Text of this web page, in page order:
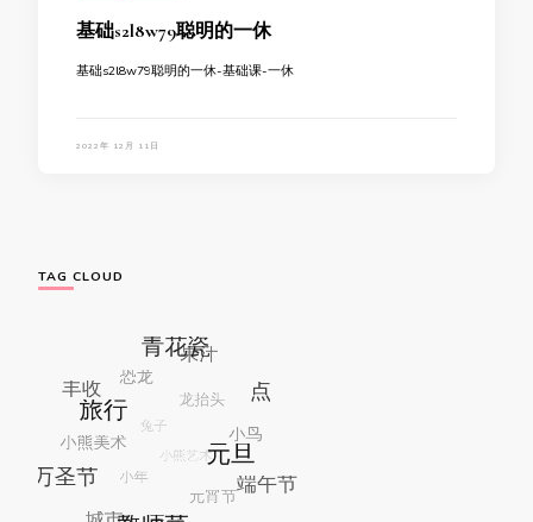
基础s2l8w79聪明的一休
基础s2l8w79聪明的一休-基础课-一休
2022年 12月 11日
TAG CLOUD